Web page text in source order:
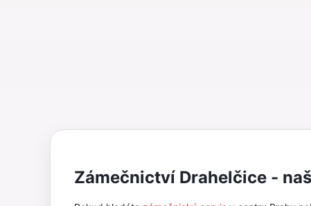
Zámečnictví Drahelčice -